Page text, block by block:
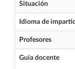
Situación
Idioma de
Profesores
Guía docente